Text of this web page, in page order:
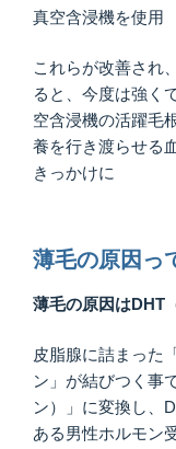
真空含浸機を使用
これらが改善され
ると、今度は強く
空含浸機の活躍毛
養を行き渡らせる
きっかけに
薄毛の原因っ
薄毛の原因はDHT
皮脂腺に詰まった
ン」が結びつく事
ン）」に変換し、
ある男性ホルモン